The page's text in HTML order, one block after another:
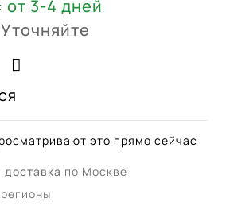
от 3-4 дней
это прямо сейчас
доставка по Москве